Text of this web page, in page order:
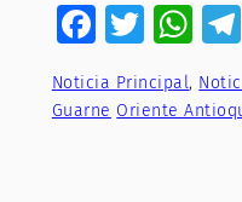
Noticia Principal,
Guarne Oriente